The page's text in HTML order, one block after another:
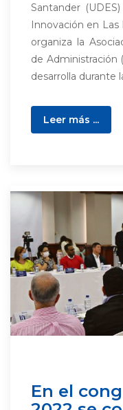
Santander
Innovación en
organiza la
de Administración
desarrolla durante
Leer más ...
En el